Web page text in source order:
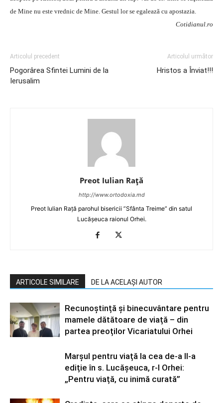
de Mine nu este vrednic de Mine. Gestul lor se egalează cu apostazia.
Cotidianul.ro
Articolul precedent
Pogorârea Sfintei Lumini de la
Ierusalim
Articolul următor
Hristos a Înviat!!!
Preot Iulian Raţă
http://www.ortodoxia.md
Preot Iulian Rață parohul bisericii ”Sfânta Treime” din satul
Lucășeuca raionul Orhei.
ARTICOLE SIMILARE DE LA ACELAȘI AUTOR
Recunoștință și binecuvântare pentru
mamele dătătoare de viață – din
partea preoților Vicariatului Orhei
Marșul pentru viață la cea de-a II-a
ediție în s. Lucășeuca, r-l Orhei:
„Pentru viață, cu inimă curată”